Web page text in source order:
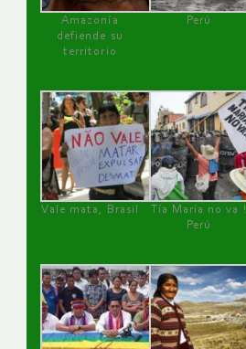
Amazonía
defiende su
territorio
Perú
Vale mata, Brasil
Tía María no va !
Perú